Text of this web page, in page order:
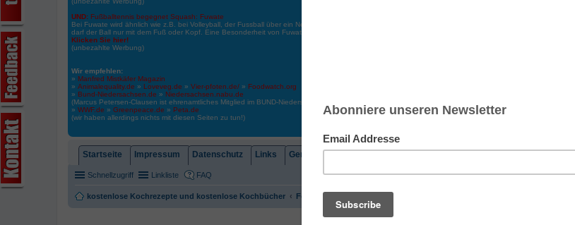
UND: Fußballtennis begegnet Squash: Fuwate
Bei Fuwate wird ähnlich wie z.B. bei Volleyball, der Fussball über ein Netz gespielt. Wichtig: der Ball darf zu keiner Zeit den Boden berühren. Gespielt
darf der Ball nur mit dem Fuß oder Kopf. Eine Besonderheit von Fuwate ist, dass der Ball ähnlich wie beim Squash, auch über die Wände gespielt werden
Klicken Sie hier!
(unbezahlte Werbung)
Wir empfehlen:
» Manfred Mistkäfer Magazin
» Animalequality.de » Loveveg.de » Vier-pfoten.de/ » Foodwatch.org
» Bund-Niedersachsen.de » Niedersachsen.nabu.de
(Marcus Petersen-Clausen ist ehrenamtliches Mitglied im BUND-Niedersachsen und Niedersachsen Nabu)
» WWF.de » Greenpeace.de » Peta.de
(wir haben allerdings nichts mit diesen Seiten zu tun!)
Startseite Impressum Datenschutz Links Gemeindebrief
Schnellzugriff Linkliste FAQ
kostenlose Kochrezepte und kostenlose Kochbücher Foren-Übersicht